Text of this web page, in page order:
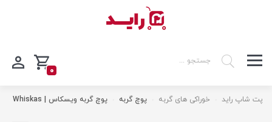
0
پت شاپ راید خوراکی های گربه پوچ گربه پوچ گربه ویسکاس | Whiskas